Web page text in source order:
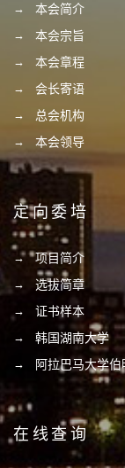
本会简介
本会宗旨
本会章程
会长寄语
总会机构
本会领导
定向委培
项目简介
选拔简章
证书样本
韩国湖南大学
阿拉巴马大学
在线查询